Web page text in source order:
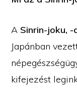
A Sinrin-joku,
Japánban
kifejezést